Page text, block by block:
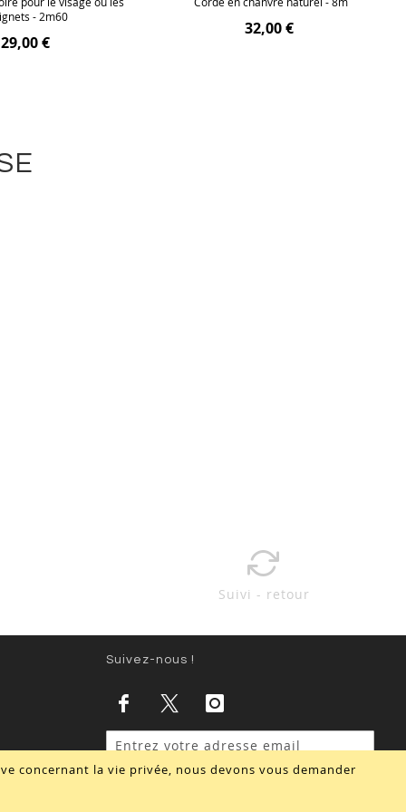
concernant la vie privée, nous devons vous demander
- 2m60
29,00 €
32,00 €
Suivi - retour
Suivez-nous !
Valider